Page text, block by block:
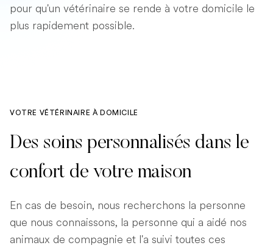
pour qu'un vétérinaire se rende à votre domicile le
plus rapidement possible.
VOTRE VÉTÉRINAIRE À DOMICILE
Des soins personnalisés dans le
confort de votre maison
En cas de besoin, nous recherchons la personne
que nous connaissons, la personne qui a aidé nos
animaux de compagnie et l'a suivi toutes ces